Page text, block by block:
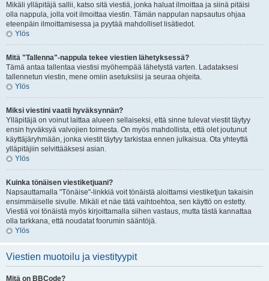
Mikäli ylläpitäjä sallii, katso sitä viestiä, jonka haluat ilmoittaa ja siinä pitäisi
olla nappula, jolla voit ilmoittaa viestin. Tämän nappulan napsautus ohjaa
eteenpäin ilmoittamisessa ja pyytää mahdolliset lisätiedot.
Ylös
Mitä "Tallenna"-nappula tekee viestien lähetyksessä?
Tämä antaa tallentaa viestisi myöhempää lähetystä varten. Ladataksesi
tallennetun viestin, mene omiin asetuksiisi ja seuraa ohjeita.
Ylös
Miksi viestini vaatii hyväksynnän?
Ylläpitäjä on voinut laittaa alueen sellaiseksi, että sinne tulevat viestit täytyy
ensin hyväksyä valvojien toimesta. On myös mahdollista, että olet joutunut
käyttäjäryhmään, jonka viestit täytyy tarkistaa ennen julkaisua. Ota yhteyttä
ylläpitäjiin selvittääksesi asian.
Ylös
Kuinka tönäisen viestiketjuani?
Napsauttamalla "Tönäise"-linkkiä voit tönäistä aloittamsi viestiketjun takaisin
ensimmäiselle sivulle. Mikäli et näe tätä vaihtoehtoa, sen käyttö on estetty.
Viestiä voi tönäistä myös kirjoittamalla siihen vastaus, mutta tästä kannattaa
olla tarkkana, että noudatat foorumin sääntöjä.
Ylös
Viestien muotoilu ja viestityypit
Mitä on BBCode?